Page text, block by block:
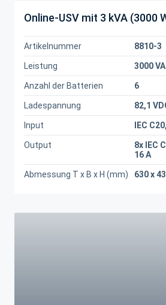
Online-USV mit 3 kVA (3000
Artikelnummer 8810-3
Leistung 3000
Anzahl der Batterien 6
Ladespannung 82,1
Input IEC
Output
8x IEC
16 A
Abmessung T x B x H (mm) 630 x